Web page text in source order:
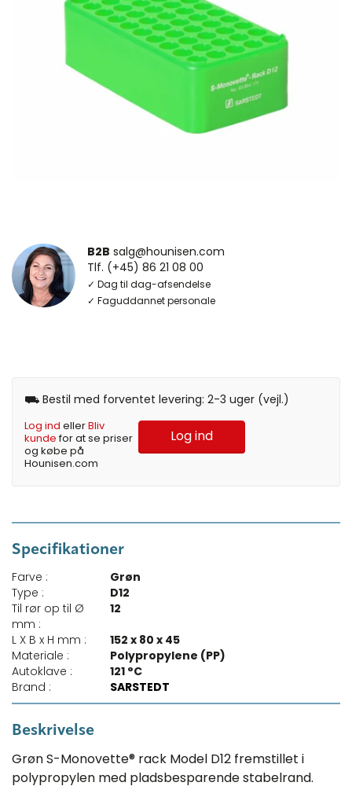
B2B salg@hounisen.com
Tlf. (+45) 86 21 08 00
✓ Dag til dag-afsendelse
✓ Faguddannet personale
⛟ Bestil med forventet levering: 2-3 uger (vejl.)
Log ind ellerBliv
kundefor at se priser
og købe på
Hounisen.com
Log ind
Specifikationer
Farve :
Grøn
Type :
D12
Til rør op til Ø
mm :
12
L X B x H mm :
152 x 80 x 45
Materiale :
Polypropylene (PP)
Autoklave :
121 °C
Brand :
SARSTEDT
Beskrivelse
Grøn S-Monovette® rack Model D12 fremstillet i
polypropylen med pladsbesparende stabelrand.